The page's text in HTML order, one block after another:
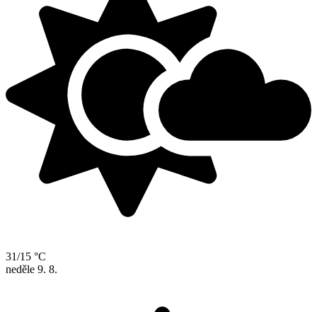
31/15 °C
neděle 9. 8.